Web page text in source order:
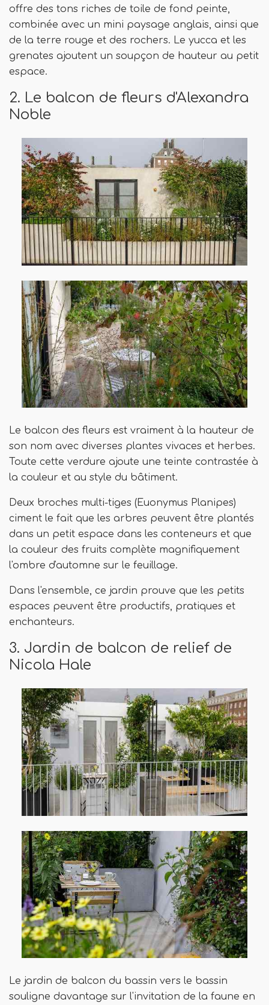
offre des tons riches de toile de fond peinte,
combinée avec un mini paysage anglais, ainsi que
de la terre rouge et des rochers. Le yucca et les
grenates ajoutent un soupçon de hauteur au petit
espace.
2. Le balcon de fleurs d'Alexandra
Noble
Le balcon des fleurs est vraiment à la hauteur de
son nom avec diverses plantes vivaces et herbes.
Toute cette verdure ajoute une teinte contrastée à
la couleur et au style du bâtiment.
Deux broches multi-tiges (Euonymus Planipes)
ciment le fait que les arbres peuvent être plantés
dans un petit espace dans les conteneurs et que
la couleur des fruits complète magnifiquement
l'ombre d'automne sur le feuillage.
Dans l'ensemble, ce jardin prouve que les petits
espaces peuvent être productifs, pratiques et
enchanteurs.
3. Jardin de balcon de relief de
Nicola Hale
Le jardin de balcon du bassin vers le bassin
souligne davantage sur l'invitation de la faune en